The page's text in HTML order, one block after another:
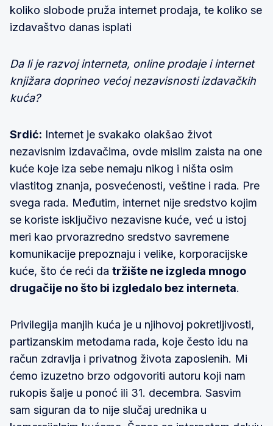
koliko slobode pruža internet prodaja, te koliko se
izdavaštvo danas isplati
Da li je razvoj interneta, online prodaje i internet
knjižara doprineo većoj nezavisnosti izdavačkih
kuća?
Srdić: Internet je svakako olakšao život
nezavisnim izdavačima, ovde mislim zaista na one
kuće koje iza sebe nemaju nikog i ništa osim
vlastitog znanja, posvećenosti, veštine i rada. Pre
svega rada. Međutim, internet nije sredstvo kojim
se koriste isključivo nezavisne kuće, već u istoj
meri kao prvorazredno sredstvo savremene
komunikacije prepoznaju i velike, korporacijske
kuće, što će reći da tržište ne izgleda mnogo
drugačije no što bi izgledalo bez interneta.
Privilegija manjih kuća je u njihovoj pokretljivosti,
partizanskim metodama rada, koje često idu na
račun zdravlja i privatnog života zaposlenih. Mi
ćemo izuzetno brzo odgovoriti autoru koji nam
rukopis šalje u ponoć ili 31. decembra. Sasvim
sam siguran da to nije slučaj urednika u